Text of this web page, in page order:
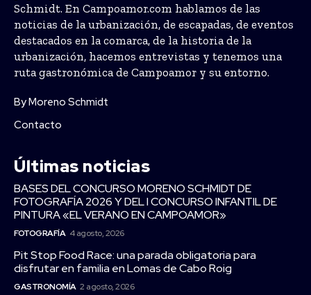
Schmidt. En Campoamor.com hablamos de las
noticias de la urbanización, de escapadas, de eventos
destacados en la comarca, de la historia de la
urbanización, hacemos entrevistas y tenemos una
ruta gastronómica de Campoamor y su entorno.
By Moreno Schmidt
Contacto
Últimas noticias
BASES DEL CONCURSO MORENO SCHMIDT DE
FOTOGRAFÍA 2026 Y DEL I CONCURSO INFANTIL DE
PINTURA «EL VERANO EN CAMPOAMOR»
FOTOGRAFÍA 4 agosto, 2026
Pit Stop Food Race: una parada obligatoria para
disfrutar en familia en Lomas de Cabo Roig
GASTRONOMÍA 2 agosto, 2026